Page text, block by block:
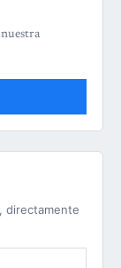
directamente